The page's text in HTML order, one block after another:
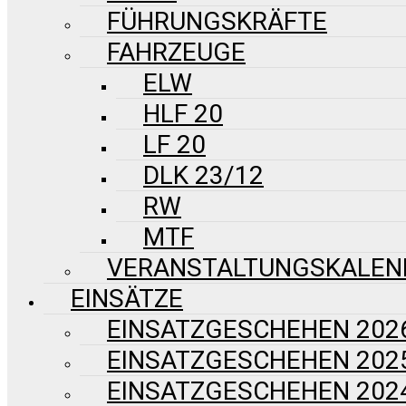
FÜHRUNGSKRÄFTE
FAHRZEUGE
ELW
HLF 20
LF 20
DLK 23/12
RW
MTF
EINSÄTZE
EINSATZGESCHEHEN
EINSATZGESCHEHEN
EINSATZGESCHEHEN